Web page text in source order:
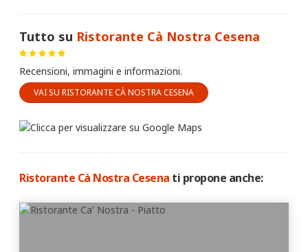
Tutto su Ristorante Cà Nostra Cesena
Recensioni, immagini e informazioni.
VAI SU RISTORANTE CÀ NOSTRA CESENA
Ristorante Cà Nostra Cesena ti propone anche: